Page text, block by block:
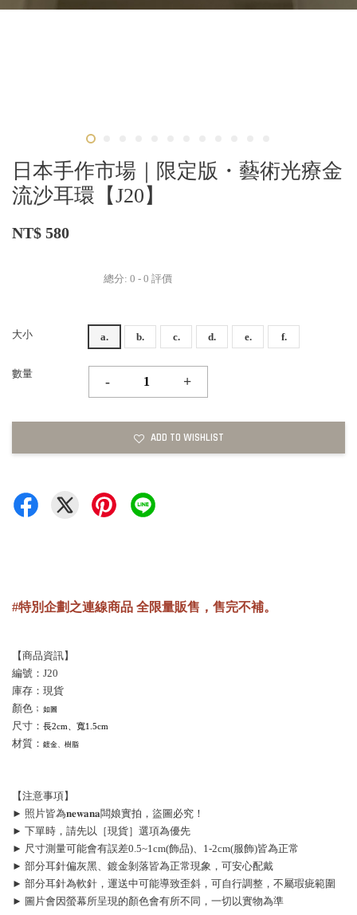
日本手作市場｜限定版・藝術光療金
流沙耳環【J20】
NT$ 580
總分: 0 - 0 評價
大小 a. b. c. d. e. f.
數量
- +
ADD TO WISHLIST
#特別企劃之連線商品 全限量販售，售完不補。
【商品資訊】
編號：J20
庫存：現貨
顏色﹔ 如圖
尺寸： 長2cm、寬1.5cm
材質： 鍍金、樹脂
【注意事項】
► 照片皆為𝐧𝐞𝐰𝐚𝐧𝐚闆娘實拍，盜圖必究！
► 下單時，請先以［現貨］選項為優先
► 尺寸測量可能會有誤差0.5~1cm(飾品)、1-2cm(服飾)皆為正常
► 部分耳針偏灰黑、鍍金剝落皆為正常現象，可安心配戴
► 部分耳針為軟針，運送中可能導致歪斜，可自行調整，不屬瑕疵範圍
► 圖片會因螢幕所呈現的顏色會有所不同，一切以實物為準